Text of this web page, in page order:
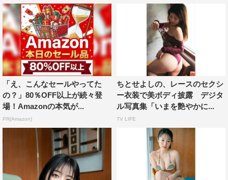
「え、こんなセールやってた
の？」80％OFF以上が続々登
場！Amazonの本気が...
PR(Amazon)
ちとせよしの、レースのセクシ
ー衣装で美ボディ披露 デジタ
ル写真集「いまを艶やかに...
TV LIFE